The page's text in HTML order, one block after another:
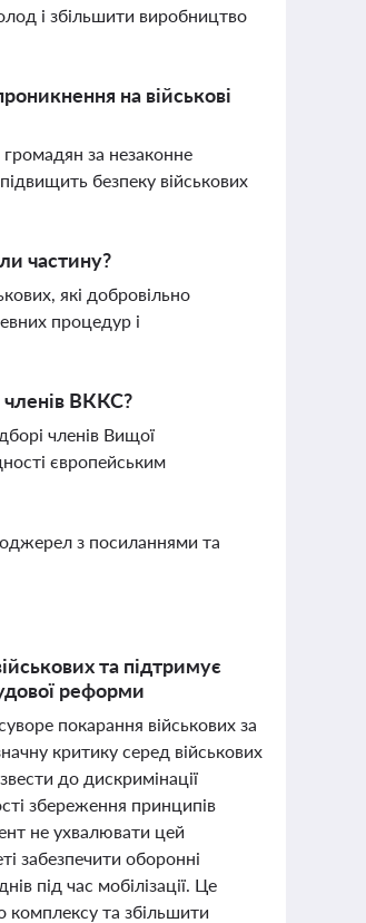
і збільшити виробництво
на військові
за незаконне
безпеку військових
частину?
які добровільно
процедур і
членів ВККС?
членів Вищої
європейським
з посиланнями та
та підтримує
реформи
покарання військових за
критику серед військових
до дискримінації
збереження принципів
не ухвалювати цей
забезпечити оборонні
під час мобілізації. Це
та збільшити